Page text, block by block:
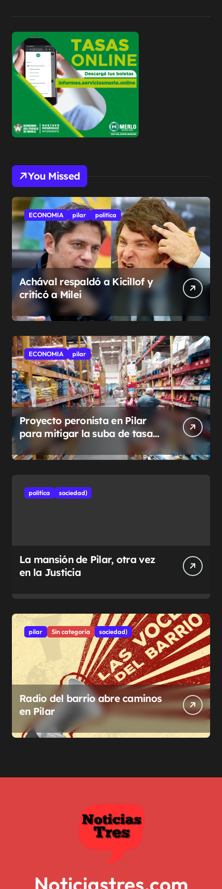
You Missed
ECONOMIA pilar politíca
Achával respaldó a Kicillof y
criticó a Milei
ECONOMIA pilar
Proyecto peronista en Pilar
para mitigar la suba de tasas
municipales
politíca sociedad}
La mansión de Pilar, otra vez
en la Justicia
pilar Sin categoría sociedad}
Radio del barrio abre caminos
en Pilar